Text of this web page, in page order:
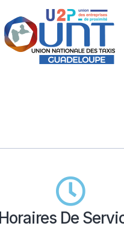
Horaires De